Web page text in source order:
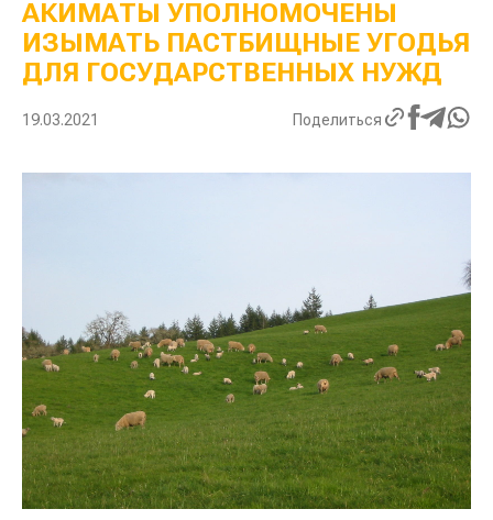
АКИМАТЫ УПОЛНОМОЧЕНЫ
ИЗЫМАТЬ ПАСТБИЩНЫЕ УГОДЬЯ
ДЛЯ ГОСУДАРСТВЕННЫХ НУЖД
19.03.2021 Поделиться